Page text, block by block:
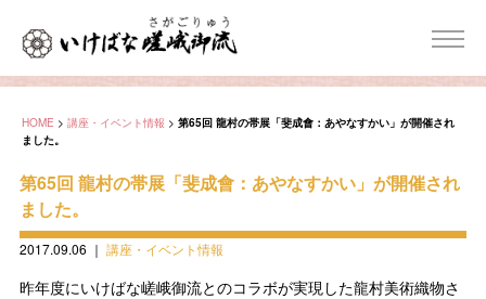
HOME > 講座・イベント情報 > 第65回 龍村の帯展「斐成會：あやなすかい」が開催され
ました。
第65回 龍村の帯展「斐成會：あやなすかい」が開催され
ました。
2017.09.06 ｜ 講座・イベント情報
昨年度にいけばな嵯峨御流とのコラボが実現した龍村美術織物さ